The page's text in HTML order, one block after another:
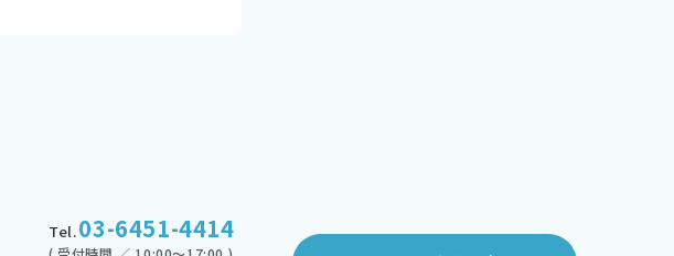
Tel.03-6451-4414